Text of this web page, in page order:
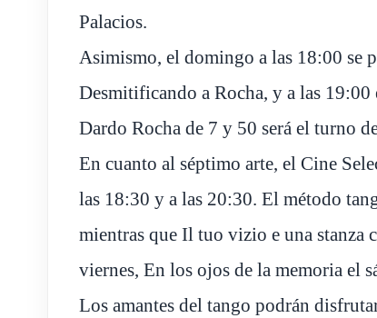
Palacios.
Asimismo, el domingo a las 18:00 se
Desmitificando a Rocha, y a las
Dardo Rocha de 7 y 50 será el turno
En cuanto al séptimo arte, el Cine
las 18:30 y a las 20:30. El método
mientras que Il tuo vizio e una stanza
viernes, En los ojos de la memoria el
Los amantes del tango podrán